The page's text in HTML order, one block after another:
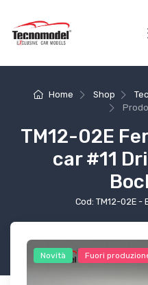
Home Shop
TM12-02E
car #11
Cod: TM12-02E -
Novità Fuori